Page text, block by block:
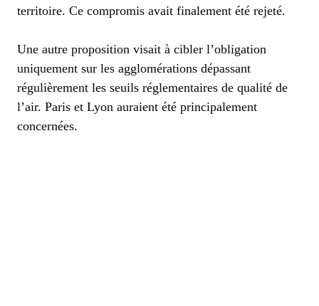
territoire. Ce compromis avait finalement été rejeté.
Une autre proposition visait à cibler l’obligation
uniquement sur les agglomérations dépassant
régulièrement les seuils réglementaires de qualité de
l’air. Paris et Lyon auraient été principalement
concernées.